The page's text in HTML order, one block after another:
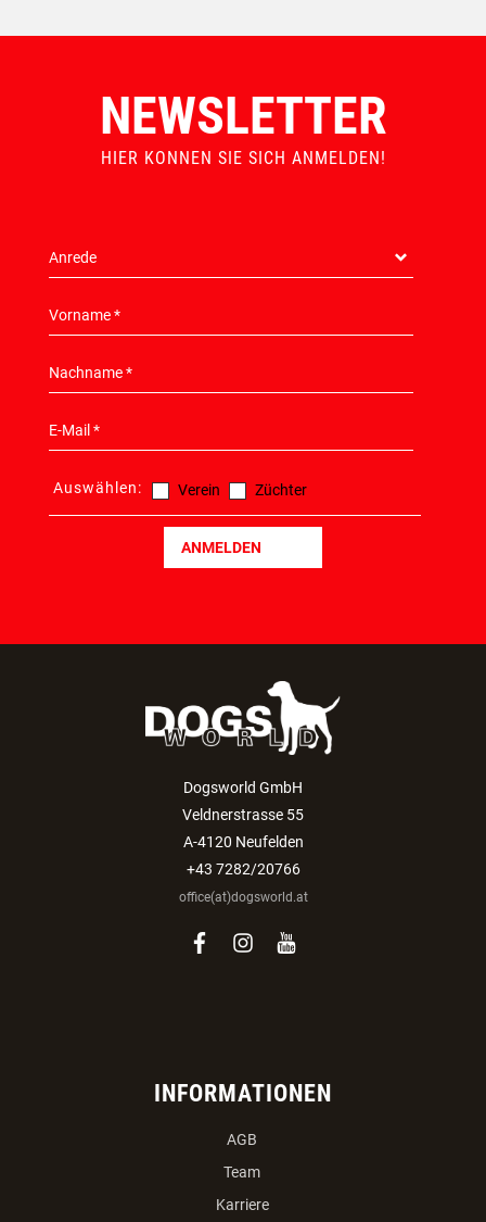
NEWSLETTER
HIER KONNEN SIE SICH ANMELDEN!
Auswählen: Verein Züchter
ANMELDEN
Dogsworld GmbH
Veldnerstrasse 55
A-4120 Neufelden
+43 7282/20766
office(at)dogsworld.at
facebook
instagram
youtube
INFORMATIONEN
AGB
Team
Karriere